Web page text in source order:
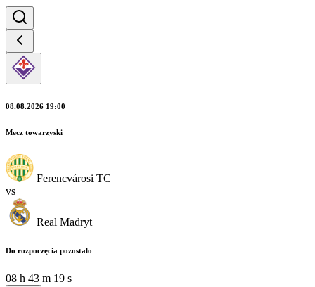
08.08.2026 19:00
Mecz towarzyski
Ferencvárosi TC
vs
Real Madryt
Do rozpoczęcia pozostało
08 h 43 m 19 s